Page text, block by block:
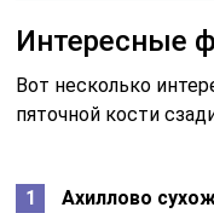
Интересные
Вот несколько
пяточной кости
Ахиллово